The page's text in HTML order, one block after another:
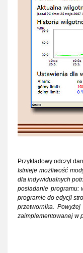
Przykładowy odczyt
Istnieje możliwość
dla indywidualnych
posiadanie programu:
programie do edycji
przetwornika.
zaimplementowanej w